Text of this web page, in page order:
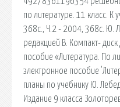
по литературе. 11 класс.
368с., Ч.2 - 2004, 368с. Ю.
редакцией В. Компакт-
пособие «Литература. По
электронное пособие
планы по учебнику Ю.
Издание 9 класса